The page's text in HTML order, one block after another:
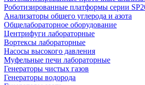
Роботизированные платформы серии
Анализаторы общего углерода и азота
Общелабораторное оборудование
Центрифуги лабораторные
Вортексы лабораторные
Насосы высокого давления
Муфельные печи лабораторные
Генераторы чистых газов
Генераторы водорода